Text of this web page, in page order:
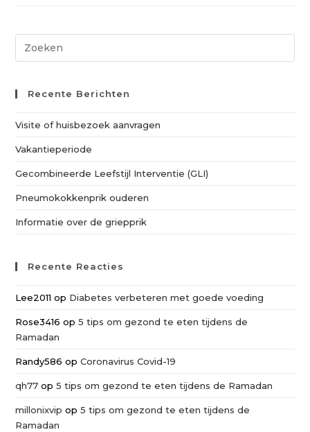
Recente Berichten
Visite of huisbezoek aanvragen
Vakantieperiode
Gecombineerde Leefstijl Interventie (GLI)
Pneumokokkenprik ouderen
Informatie over de griepprik
Recente Reacties
Lee2011 op Diabetes verbeteren met goede voeding
Rose3416 op5 tips om gezond te eten tijdens de
Ramadan
Randy586 opCoronavirus Covid-19
qh77 op5 tips om gezond te eten tijdens de Ramadan
millonixvip op5 tips om gezond te eten tijdens de
Ramadan